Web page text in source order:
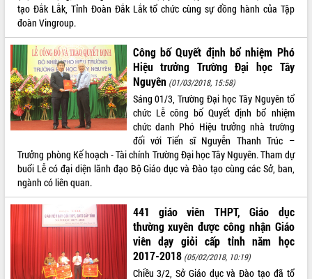
Thường trực HĐND tỉnh Đắk Lắk gặp
mặt Đoàn chuyên gia y tế TP. Hồ Chí
Minh
Lễ truy điệu và an táng hài cốt liệt sĩ
tại Nghĩa trang Liệt sĩ xã Sơn Hòa
Bàn giải pháp tháo gỡ khó khăn trong
xuất khẩu sầu riêng và triển khai quy
định EUDR
Thứ trưởng Bộ Nông nghiệp và Môi
trường Nguyễn Hoàng Hiệp khảo sát
vùng trồng và doanh nghiệp đóng gói
sầu riêng tại Đắk Lắk
Trình diễn nghệ thuật chế biến các
món ăn từ sầu riêng
Đắk Lắk công bố Quy hoạch và xúc
Ngành cá ngừ Đắk Lắk chủ động thích
ứng để giữ vững thị trường xuất khẩu
LIÊN KẾT WEB
THỐNG KÊ TRUY CẬP
Hôm nay: 32077
Tất cả: 66008219
tạo Đắk Lắk, Tỉnh Đoàn Đắk Lắk tổ chức cùng sự đồng hành của Tập
đoàn Vingroup.
Công bố Quyết định bổ nhiệm Phó
Hiệu trưởng Trường Đại học Tây
Nguyên (01/03/2018, 15:58)
Sáng 01/3, Trường Đại học Tây Nguyên tổ
chức Lễ công bố Quyết định bổ nhiệm
chức danh Phó Hiệu trưởng nhà trường
đối với Tiến sĩ Nguyễn Thanh Trúc –
Trưởng phòng Kế hoạch - Tài chính Trường Đại học Tây Nguyên. Tham dự
buổi Lễ có đại diện lãnh đạo Bộ Giáo dục và Đào tạo cùng các Sở, ban,
ngành có liên quan.
441 giáo viên THPT, Giáo dục
thường xuyên được công nhận Giáo
viên dạy giỏi cấp tỉnh năm học
2017-2018 (05/02/2018, 10:19)
Chiều 3/2, Sở Giáo dục và Đào tạo đã tổ